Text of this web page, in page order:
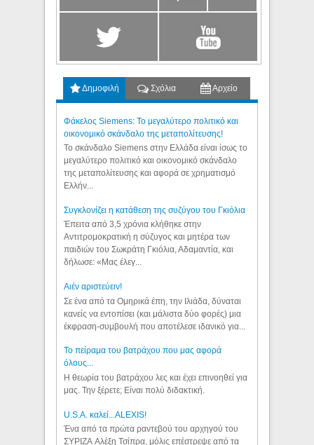
Δημοφιλή Σχόλια Αρχείο
Φάκελος Siemens: Το μεγαλύτερο πολιτικό και
οικονομικό σκάνδαλο της μεταπολίτευσης!
Το σκάνδαλο Siemens στην Ελλάδα είναι ίσως το
μεγαλύτερο πολιτικό και οικονομικό σκάνδαλο
της μεταπολίτευσης και αφορά σε χρηματισμό
Ελλήν...
Συγκλονίζει η κατάθεση της συζύγου του Γκιόλια
Έπειτα από 3,5 χρόνια κλήθηκε στην
Αντιτρομοκρατική η σύζυγος και μητέρα των
παιδιών του Σωκράτη Γκιόλια, Αδαμαντία, και
δήλωσε: «Μας έλεγ...
Aιέν αριστεύειν!
Σε ένα από τα Ομηρικά έπη, την Ιλιάδα, δύναται
κανείς να εντοπίσει (και μάλιστα δύο φορές) μια
έκφραση-συμβουλή που αποτέλεσε ιδανικό για...
Το πείραμα του βατράχου που μας αφορά
όλους...
Η θεωρία του βατράχου λες και έχει επινοηθεί για
μας. Την ξέρετε; Είναι πολύ διδακτική.
U.S.A. καλεί...ALEXIS!
Ένα από τα πρώτα ραντεβού του αρχηγού του
ΣΥΡΙΖΑ Αλέξη Τσίπρα, μόλις επέστρεψε από τα